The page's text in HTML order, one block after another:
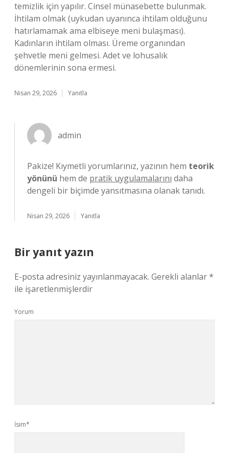
temizlik için yapılır. Cinsel münasebette bulunmak.
İhtilam olmak (uykudan uyanınca ihtilam olduğunu
hatırlamamak ama elbiseye meni bulaşması).
Kadınların ihtilam olması. Üreme organından
şehvetle meni gelmesi. Adet ve lohusalık
dönemlerinin sona ermesi.
Nisan 29, 2026 Yanıtla
admin
Pakize! Kıymetli yorumlarınız, yazının hem teorik
yönünü hem de pratik uygulamalarını daha
dengeli bir biçimde yansıtmasına olanak tanıdı.
Nisan 29, 2026 Yanıtla
Bir yanıt yazın
E-posta adresiniz yayınlanmayacak. Gerekli alanlar*
ile işaretlenmişlerdir
Yorum
İsim*